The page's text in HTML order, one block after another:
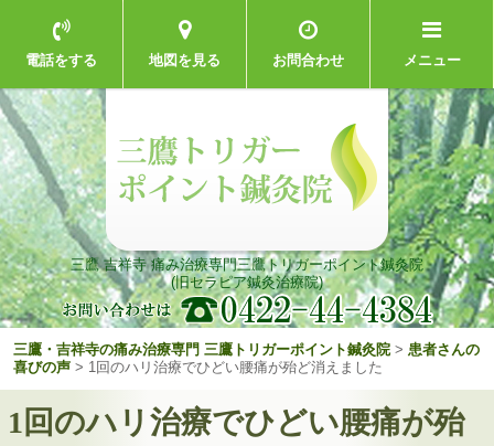
電話をする 地図を見る お問合わせ メニュー
三鷹 吉祥寺 痛み治療専門三鷹トリガーポイント鍼灸院
(旧セラピア鍼灸治療院)
三鷹・吉祥寺の痛み治療専門 三鷹トリガーポイント鍼灸院 > 患者さんの
喜びの声 > 1回のハリ治療でひどい腰痛が殆ど消えました
1回のハリ治療でひどい腰痛が殆